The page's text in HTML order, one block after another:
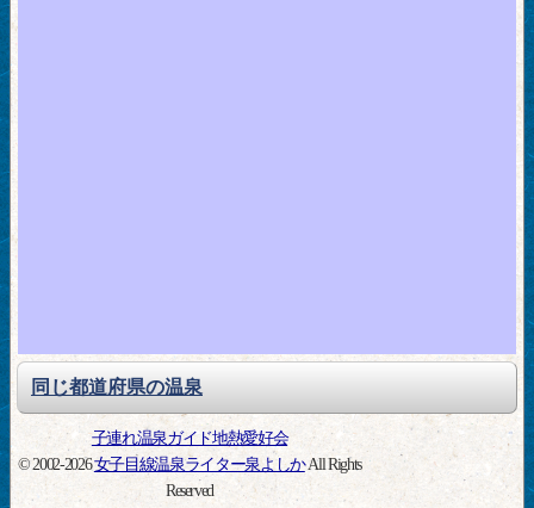
同じ都道府県の温泉